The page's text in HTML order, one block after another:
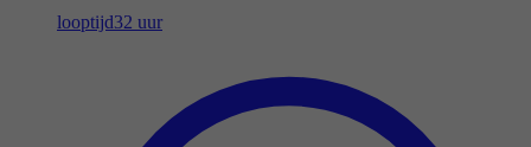
looptijd32 uur